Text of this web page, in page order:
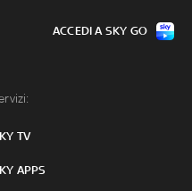
TV
APPS
ACCEDI A SKY GO